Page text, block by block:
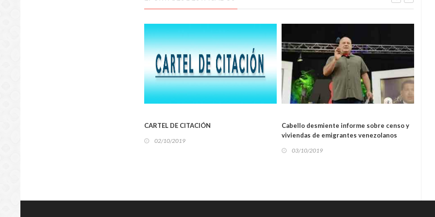
SUCESOS
CARTEL DE CITACIÓN
02/10/2019
POLÍTICA
Cabello desmiente informe sobre censo y
viviendas de emigrantes venezolanos
03/10/2019